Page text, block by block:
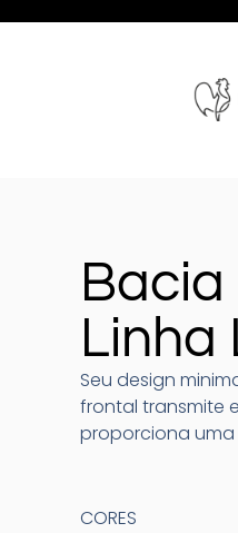
Linha
Seu design
frontal transmite
proporciona
CORES